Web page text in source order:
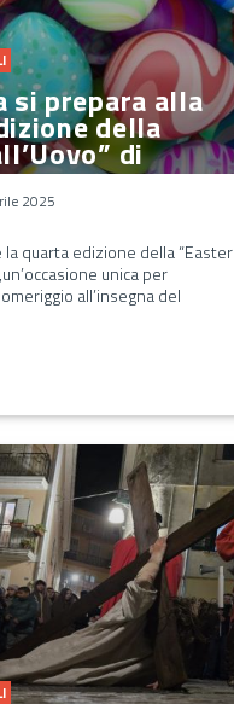
si prepara alla
della
di
2025
quarta edizione della “Easter
unica per
all’insegna del